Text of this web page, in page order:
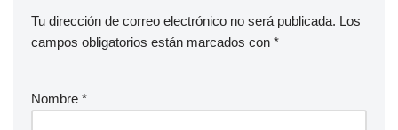
Tu dirección de correo electrónico no será publicada. Los
campos obligatorios están marcados con *
Nombre *